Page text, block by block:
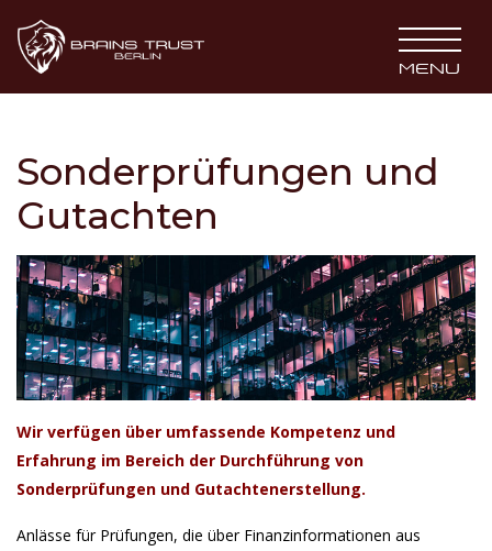
BRAINS TRUST
MENU
Sonderprüfungen und
Gutachten
Wir verfügen über umfassende Kompetenz und
Erfahrung im Bereich der Durchführung von
Sonderprüfungen und Gutachtenerstellung.
Anlässe für Prüfungen, die über Finanzinformationen aus